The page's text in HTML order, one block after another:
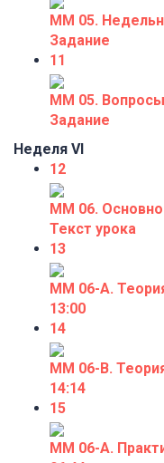
ММ 05.
Задание
11
ММ 05. Вопросы
Задание
Неделя VI
12
ММ 06.
Текст урока
13
ММ 06-А.
13:00
14
ММ 06-В.
14:14
15
ММ 06-А.